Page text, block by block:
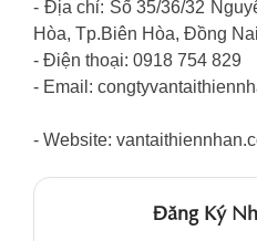
- Địa chỉ: Số 35/36/32
Hòa, Tp.Biên Hòa,
- Điện thoại: 0918
- Email:
- Website:
Đăng Ký